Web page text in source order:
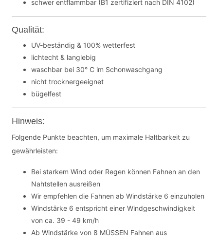
schwer entflammbar (B1 zertifiziert nach DIN 4102)
Qualität:
UV-beständig & 100% wetterfest
lichtecht & langlebig
waschbar bei 30° C im Schonwaschgang
nicht trocknergeeignet
bügelfest
Hinweis:
Folgende Punkte beachten, um maximale Haltbarkeit zu
gewährleisten:
Bei starkem Wind oder Regen können Fahnen an den
Nahtstellen ausreißen
Wir empfehlen die Fahnen ab Windstärke 6 einzuholen
Windstärke 6 entspricht einer Windgeschwindigkeit
von ca. 39 - 49 km/h
Ab Windstärke von 8 MÜSSEN Fahnen aus